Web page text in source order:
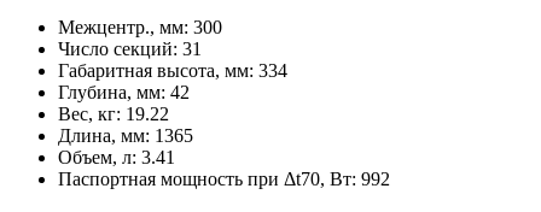
Межцентр., мм: 300
Число секций: 31
Габаритная высота, мм: 334
Глубина, мм: 42
Вес, кг: 19.22
Длина, мм: 1365
Объем, л: 3.41
Паспортная мощность при Δt70, Вт: 992